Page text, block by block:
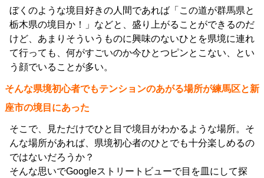
ぼくのような境目好きの人間であれば「この道が群馬県と
栃木県の境目か！」などと、盛り上がることができるのだ
けど、あまりそういうものに興味のないひとを県境に連れ
て行っても、何がすごいのか今ひとつピンとこない、とい
う顔でいることが多い。
そんな県境初心者でもテンションのあがる場所が練馬区と新
座市の境目にあった
そこで、見ただけでひと目で境目がわかるような場所。そ
んな場所があれば、県境初心者のひとでも十分楽しめるの
ではないだろうか？
そんな思いでGoogleストリートビューで目を皿にして探